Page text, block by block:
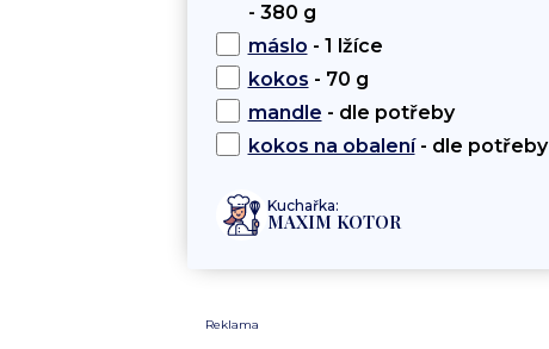
- 380 g
máslo - 1 lžíce
kokos - 70 g
mandle - dle potřeby
kokos na obalení- dle potřeby
Kuchařka:
MAXIM KOTOR
Reklama